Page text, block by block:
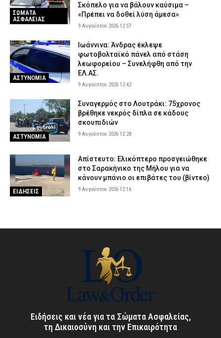
ΣΩΜΑΤΑ
ΑΣΦΑΛΕΙΑΣ
Σκόπελο για να βάλουν καύσιμα –
«Πρέπει να δοθεί λύση άμεσα»
9 Αυγούστου 2026 12:57
ΑΣΤΥΝΟΜΙΑ
Ιωάννινα: Άνδρας έκλεψε
φωτοβολταϊκό πάνελ από στάση
λεωφορείου – Συνελήφθη από την
ΕΛ.ΑΣ.
9 Αυγούστου 2026 12:42
ΑΣΤΥΝΟΜΙΑ
Συναγερμός στο Λουτράκι: 75χρονος
βρέθηκε νεκρός δίπλα σε κάδους
σκουπιδιών
9 Αυγούστου 2026 12:28
ΕΙΔΗΣΕΙΣ
Απίστευτο: Ελικόπτερο προσγειώθηκε
στο Σαρακήνικο της Μήλου για να
κάνουν μπάνιο οι επιβάτες του (βίντεο)
9 Αυγούστου 2026 12:16
Ειδήσεις και νέα για τα Σώματα Ασφαλείας,
τη Δικαιοσύνη και την Επικαιρότητα